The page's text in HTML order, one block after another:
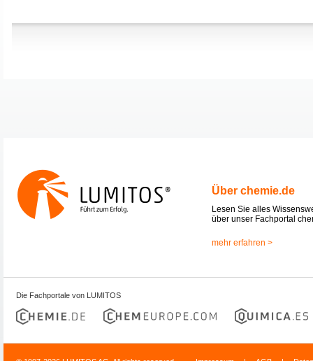
Über chemie.de
Lesen Sie alles
über unser Fachportal
mehr erfahren >
Die Fachportale von LUMITOS